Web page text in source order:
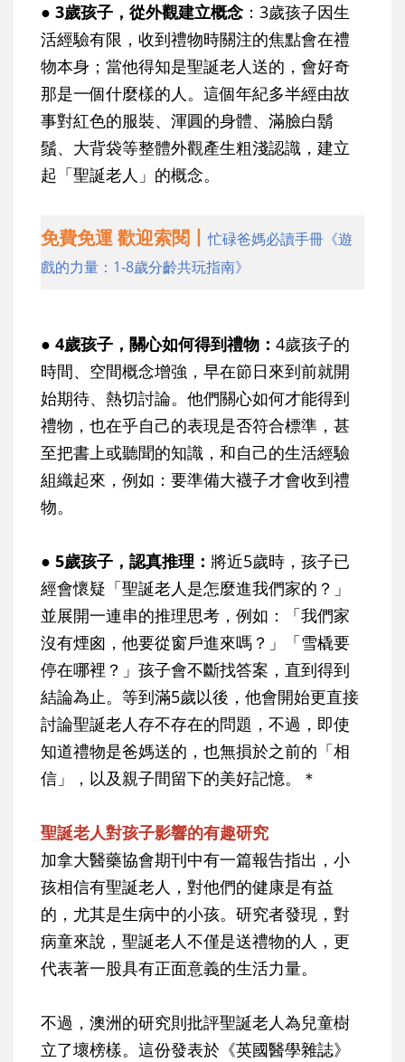
● 3歲孩子，從外觀建立概念：3歲孩子因生
活經驗有限，收到禮物時關注的焦點會在禮
物本身；當他得知是聖誕老人送的，會好奇
那是一個什麼樣的人。這個年紀多半經由故
事對紅色的服裝、渾圓的身體、滿臉白鬍
鬚、大背袋等整體外觀產生粗淺認識，建立
起「聖誕老人」的概念。
免費免運 歡迎索閱丨忙碌爸媽必讀手冊《遊
戲的力量：1-8歲分齡共玩指南》
● 4歲孩子，關心如何得到禮物： 4歲孩子的
時間、空間概念增強，早在節日來到前就開
始期待、熱切討論。他們關心如何才能得到
禮物，也在乎自己的表現是否符合標準，甚
至把書上或聽聞的知識，和自己的生活經驗
組織起來，例如：要準備大襪子才會收到禮
物。
● 5歲孩子，認真推理： 將近5歲時，孩子已
經會懷疑「聖誕老人是怎麼進我們家的？」
並展開一連串的推理思考，例如：「我們家
沒有煙囪，他要從窗戶進來嗎？」「雪橇要
停在哪裡？」孩子會不斷找答案，直到得到
結論為止。等到滿5歲以後，他會開始更直接
討論聖誕老人存不存在的問題，不過，即使
知道禮物是爸媽送的，也無損於之前的「相
信」，以及親子間留下的美好記憶。＊
聖誕老人對孩子影響的有趣研究
加拿大醫藥協會期刊中有一篇報告指出，小
孩相信有聖誕老人，對他們的健康是有益
的，尤其是生病中的小孩。研究者發現，對
病童來說，聖誕老人不僅是送禮物的人，更
代表著一股具有正面意義的生活力量。
不過，澳洲的研究則批評聖誕老人為兒童樹
立了壞榜樣。這份發表於《英國醫學雜誌》